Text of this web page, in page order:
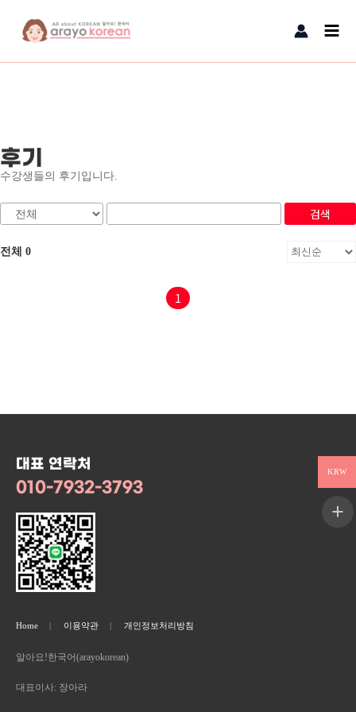
건너뛰기
후기
수강생들의 후기입니다.
검색
전체 0
1
대표 연락처
010-7932-3793
Home 이용약관 개인정보처리방침
알아요!한국어(arayokorean)
대표이사: 장아라
KRW